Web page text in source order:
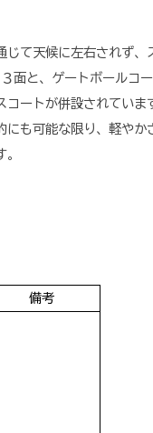
て天候に左右されず、
面と、ゲートボールコ
ートが併設されてい
も可能な限り、軽や
備考